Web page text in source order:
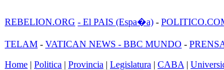
REBELION.ORG - El PAIS (Espa�a) -
TELAM - VATICAN NEWS - BBC MUNDO -
Home | Politica | Provincia | Legislatura | CABA |